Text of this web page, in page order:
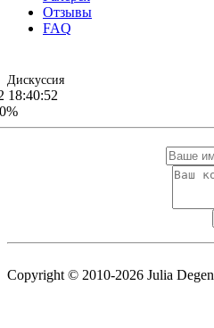
Отзывы
FAQ
Дискуссия
18:40:52
Copyright © 2010-2026 Julia Degen